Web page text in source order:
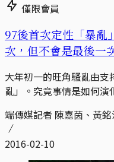
僅限會員
97後首次定性「暴亂
次，但不會是最後一
大年初一的旺角騷亂由
亂」。究竟事情是如何演
端傳媒記者 陳嘉茵、黃
2016-02-10